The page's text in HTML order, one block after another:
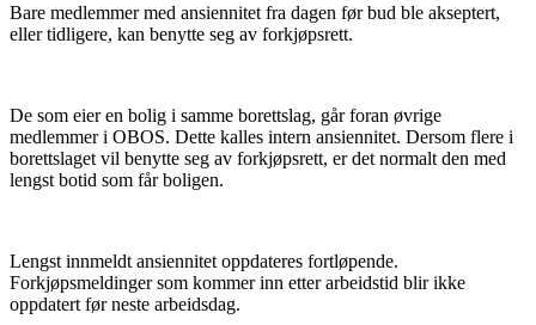
Bare medlemmer med ansiennitet fra dagen før bud ble akseptert,
eller tidligere, kan benytte seg av forkjøpsrett.
De som eier en bolig i samme borettslag, går foran øvrige
medlemmer i OBOS. Dette kalles intern ansiennitet. Dersom flere i
borettslaget vil benytte seg av forkjøpsrett, er det normalt den med
lengst botid som får boligen.
Lengst innmeldt ansiennitet oppdateres fortløpende.
Forkjøpsmeldinger som kommer inn etter arbeidstid blir ikke
oppdatert før neste arbeidsdag.